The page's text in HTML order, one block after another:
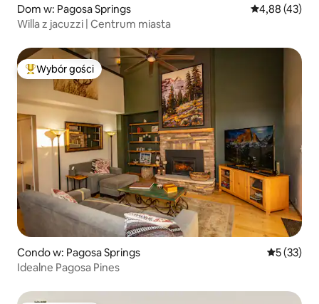
Dom w: Pagosa Springs Średnia
4,88 (43)
Willa z jacuzzi | Centrum miasta
Najpopularniejsze z kategorii Wybór gości
Wybór gości
Condo w: Pagosa Springs Średnia
5 (33)
Idealne Pagosa Pines